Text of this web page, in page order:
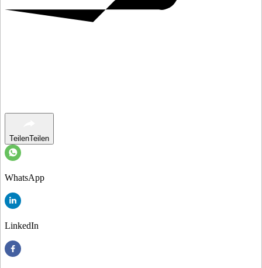
TeilenTeilen
WhatsApp
LinkedIn